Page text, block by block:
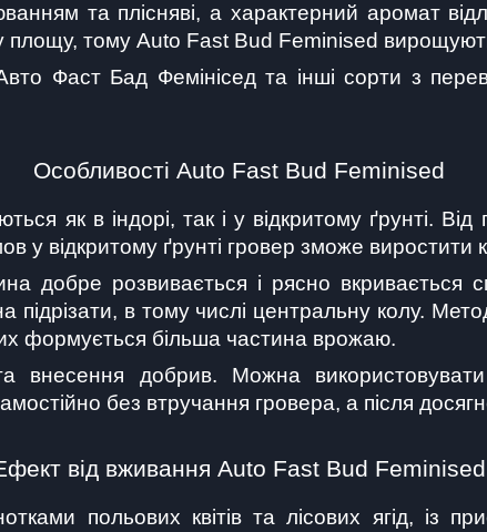
та плісняві, а характерний аромат
площу, тому Auto Fast Bud Feminised
Фаст Бад Фемінісед та інші сорти з
Особливості Auto Fast Bud Feminised
як в індорі, так і у відкритому ґрунті.
у відкритому ґрунті гровер зможе виростити
добре розвивається і рясно
підрізати, в тому числі центральну колу.
формується більша частина врожаю.
внесення добрив. Можна використовувати
без втручання гровера, а після
від вживання Auto Fast Bud Feminised
польових квітів та лісових ягід, із